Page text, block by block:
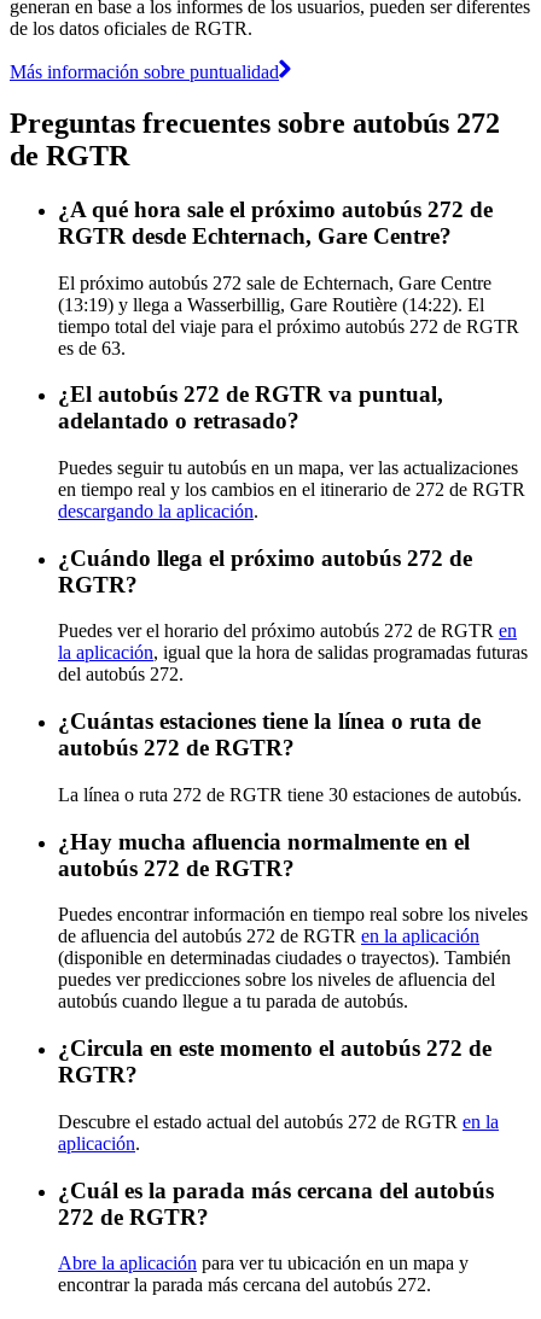
generan en base a los informes de los usuarios, pueden ser diferentes
de los datos oficiales de RGTR.
Más información sobre puntualidad
Preguntas frecuentes sobre autobús 272
de RGTR
¿A qué hora sale el próximo autobús 272 de
RGTR desde Echternach, Gare Centre?
El próximo autobús 272 sale de Echternach, Gare Centre
(13:19) y llega a Wasserbillig, Gare Routière (14:22). El
tiempo total del viaje para el próximo autobús 272 de RGTR
es de 63.
¿El autobús 272 de RGTR va puntual,
adelantado o retrasado?
Puedes seguir tu autobús en un mapa, ver las actualizaciones
en tiempo real y los cambios en el itinerario de 272 de RGTR
descargando la aplicación.
¿Cuándo llega el próximo autobús 272 de
RGTR?
Puedes ver el horario del próximo autobús 272 de RGTR en
la aplicación, igual que la hora de salidas programadas futuras
del autobús 272.
¿Cuántas estaciones tiene la línea o ruta de
autobús 272 de RGTR?
La línea o ruta 272 de RGTR tiene 30 estaciones de autobús.
¿Hay mucha afluencia normalmente en el
autobús 272 de RGTR?
Puedes encontrar información en tiempo real sobre los niveles
de afluencia del autobús 272 de RGTR en la aplicación
(disponible en determinadas ciudades o trayectos). También
puedes ver predicciones sobre los niveles de afluencia del
autobús cuando llegue a tu parada de autobús.
¿Circula en este momento el autobús 272 de
RGTR?
Descubre el estado actual del autobús 272 de RGTR en la
aplicación.
¿Cuál es la parada más cercana del autobús
272 de RGTR?
Abre la aplicación para ver tu ubicación en un mapa y
encontrar la parada más cercana del autobús 272.